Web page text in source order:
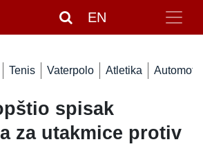
EN
Tenis Vaterpolo Atletika Automoto
spisak
za utakmice protiv